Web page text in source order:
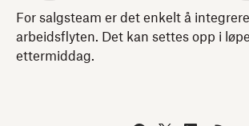
For salgsteam er det enkelt å
arbeidsflyten. Det kan settes opp i
ettermiddag.